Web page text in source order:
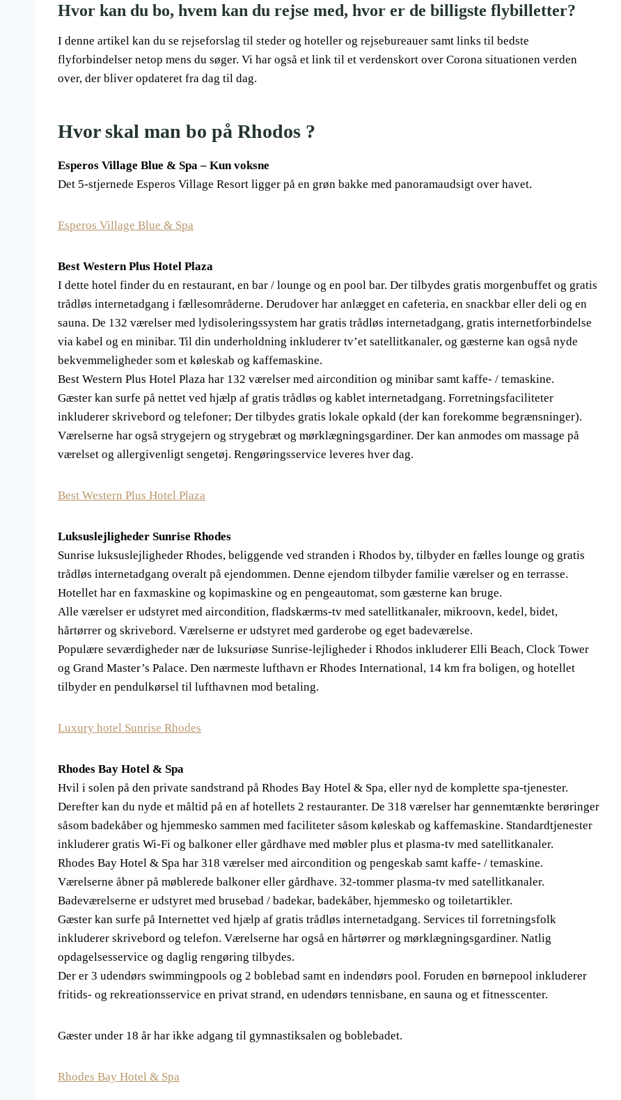
Hvor kan du bo, hvem kan du rejse med, hvor er de billigste flybilletter?
I denne artikel kan du se rejseforslag til steder og hoteller og rejsebureauer samt links til bedste
flyforbindelser netop mens du søger. Vi har også et link til et verdenskort over Corona situationen verden
over, der bliver opdateret fra dag til dag.
Hvor skal man bo på Rhodos ?
Esperos Village Blue & Spa – Kun voksne
Det 5-stjernede Esperos Village Resort ligger på en grøn bakke med panoramaudsigt over havet.
Esperos Village Blue & Spa
Best Western Plus Hotel Plaza
I dette hotel finder du en restaurant, en bar / lounge og en pool bar. Der tilbydes gratis morgenbuffet og gratis
trådløs internetadgang i fællesområderne. Derudover har anlægget en cafeteria, en snackbar eller deli og en
sauna. De 132 værelser med lydisoleringssystem har gratis trådløs internetadgang, gratis internetforbindelse
via kabel og en minibar. Til din underholdning inkluderer tv’et satellitkanaler, og gæsterne kan også nyde
bekvemmeligheder som et køleskab og kaffemaskine.
Best Western Plus Hotel Plaza har 132 værelser med aircondition og minibar samt kaffe- / temaskine.
Gæster kan surfe på nettet ved hjælp af gratis trådløs og kablet internetadgang. Forretningsfaciliteter
inkluderer skrivebord og telefoner; Der tilbydes gratis lokale opkald (der kan forekomme begrænsninger).
Værelserne har også strygejern og strygebræt og mørklægningsgardiner. Der kan anmodes om massage på
værelset og allergivenligt sengetøj. Rengøringsservice leveres hver dag.
Best Western Plus Hotel Plaza
Luksuslejligheder Sunrise Rhodes
Sunrise luksuslejligheder Rhodes, beliggende ved stranden i Rhodos by, tilbyder en fælles lounge og gratis
trådløs internetadgang overalt på ejendommen. Denne ejendom tilbyder familie værelser og en terrasse.
Hotellet har en faxmaskine og kopimaskine og en pengeautomat, som gæsterne kan bruge.
Alle værelser er udstyret med aircondition, fladskærms-tv med satellitkanaler, mikroovn, kedel, bidet,
hårtørrer og skrivebord. Værelserne er udstyret med garderobe og eget badeværelse.
Populære seværdigheder nær de luksuriøse Sunrise-lejligheder i Rhodos inkluderer Elli Beach, Clock Tower
og Grand Master’s Palace. Den nærmeste lufthavn er Rhodes International, 14 km fra boligen, og hotellet
tilbyder en pendulkørsel til lufthavnen mod betaling.
Luxury hotel Sunrise Rhodes
Rhodes Bay Hotel & Spa
Hvil i solen på den private sandstrand på Rhodes Bay Hotel & Spa, eller nyd de komplette spa-tjenester.
Derefter kan du nyde et måltid på en af ​​hotellets 2 restauranter. De 318 værelser har gennemtænkte berøringer
såsom badekåber og hjemmesko sammen med faciliteter såsom køleskab og kaffemaskine. Standardtjenester
inkluderer gratis Wi-Fi og balkoner eller gårdhave med møbler plus et plasma-tv med satellitkanaler.
Rhodes Bay Hotel & Spa har 318 værelser med aircondition og pengeskab samt kaffe- / temaskine.
Værelserne åbner på møblerede balkoner eller gårdhave. 32-tommer plasma-tv med satellitkanaler.
Badeværelserne er udstyret med brusebad / badekar, badekåber, hjemmesko og toiletartikler.
Gæster kan surfe på Internettet ved hjælp af gratis trådløs internetadgang. Services til forretningsfolk
inkluderer skrivebord og telefon. Værelserne har også en hårtørrer og mørklægningsgardiner. Natlig
opdagelsesservice og daglig rengøring tilbydes.
Der er 3 udendørs swimmingpools og 2 boblebad samt en indendørs pool. Foruden en børnepool inkluderer
fritids- og rekreationsservice en privat strand, en udendørs tennisbane, en sauna og et fitnesscenter.
Gæster under 18 år har ikke adgang til gymnastiksalen og boblebadet.
Rhodes Bay Hotel & Spa